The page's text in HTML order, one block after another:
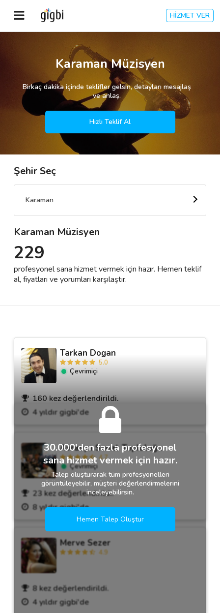
HİZMET VER
Giriş Yap
Kayıt Ol
Kategoriler
🎈 Biz Kimiz?
🌟 Müşteri Değerlendirmeleri
Destek
İletişim
Karaman Müzisyen
Birkaç dakika içinde teklifler gelsin, detayları mesajlaş
ve anlaş.
Hızlı Teklif Al
Şehir Seç
Karaman
Karaman Müzisyen
229
profesyonel sana hizmet vermek için hazır. Hemen teklif
al, fiyatları ve yorumları karşılaştır.
Tarkan Dogan
5.0
Çevrimiçi
160 kez değerlendirildi.
4 yıldır gigbi'de
Avrasya Sanat Topluluğu
4.7
Çevrimiçi
23 kez değerlendirildi.
8 yıldır gigbi'de
Merve Sezer
4.9
8 kez değerlendirildi.
4 yıldır gigbi'de
30.000'den fazla profesyonel
sana hizmet vermek için hazır.
Talep oluşturarak tüm profesyonelleri
görüntüleyebilir, müşteri değerlendirmelerini
inceleyebilirsin.
Hemen Talep Oluştur